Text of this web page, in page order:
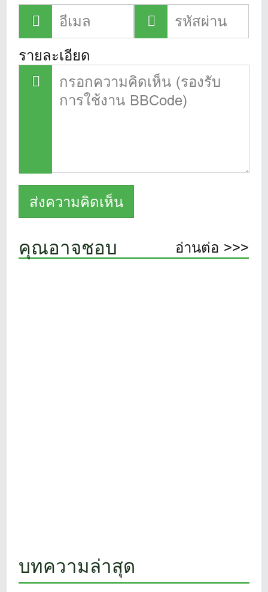
รายละเอียด
คุณอาจชอบ อ่านต่อ >>>
บทความล่าสุด